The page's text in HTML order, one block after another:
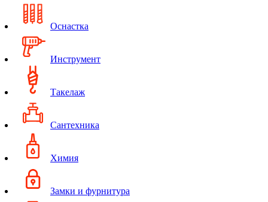
Оснастка
Инструмент
Такелаж
Сантехника
Химия
Замки и фурнитура